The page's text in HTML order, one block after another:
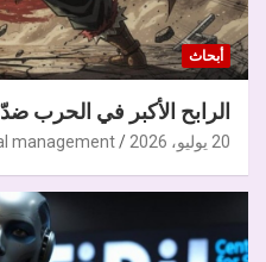
أبحاث
الرابح الأكبر في الحرب
20 يوليو، 2026 management